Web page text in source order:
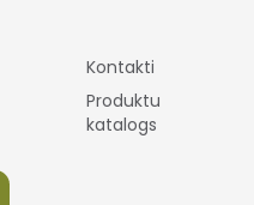
Kontakti
Produktu
katalogs